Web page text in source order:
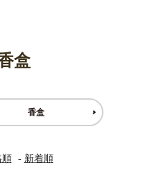
香盒
盒
香盒
順 - 新着順